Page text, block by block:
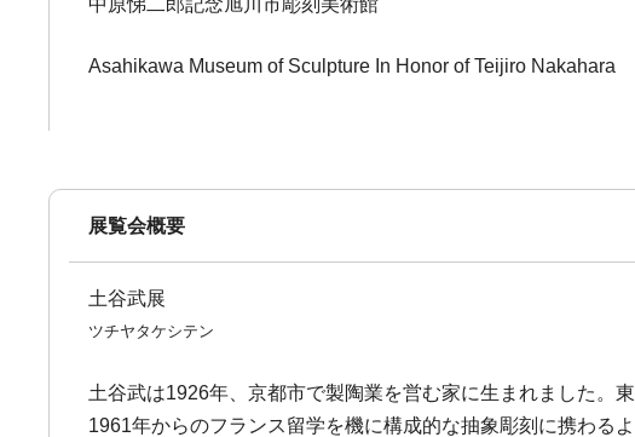
中原悌二郎記念旭川市彫刻美術館
Asahikawa Museum of Sculpture In Honor of Teijiro Nakahara
展覧会概要
土谷武展
ツチヤタケシテン
土谷武は1926年、京都市で製陶業を営む家に生まれました。
1961年からのフランス留学を機に構成的な抽象彫刻に携わるよ